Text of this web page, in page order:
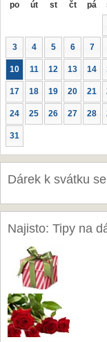
po út st čt pá
3 4 5 6 7
10 11 12 13 14
17 18 19 20 21
24 25 26 27 28
31
Dárek k svátku
Najisto: Tipy na